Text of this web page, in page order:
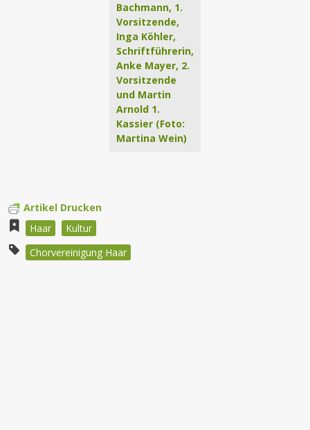
Bachmann, 1.
Vorsitzende,
Inga Köhler,
Schriftführerin,
Anke Mayer, 2.
Vorsitzende
und Martin
Arnold 1.
Kassier (Foto:
Martina Wein)
Artikel Drucken
Haar
Kultur
Chorvereinigung Haar